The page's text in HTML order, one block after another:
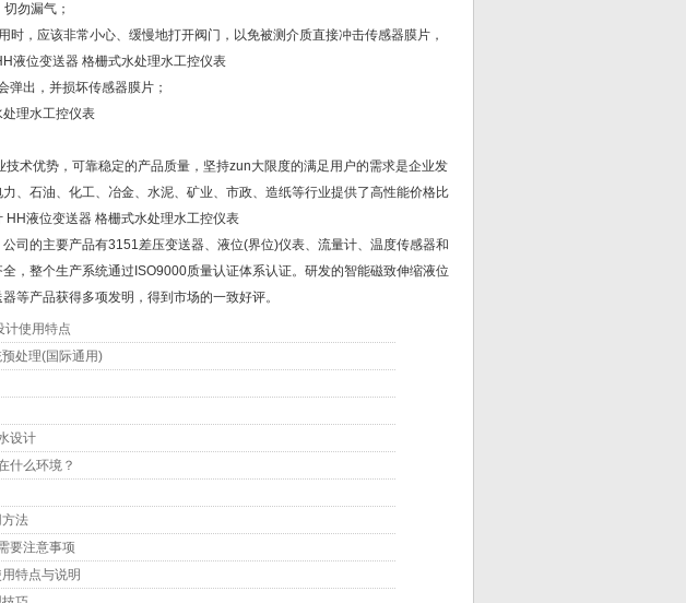
勿漏气；
时，应该非常小心、缓慢地打开阀门，以免被测介质直接冲击传感器膜片，
液位变送器 格栅式水处理水工控仪表
弹出，并损坏传感器膜片；
理水工控仪表
术优势，可靠稳定的产品质量，坚持zun大限度的满足用户的需求是企业发
、石油、化工、冶金、水泥、矿业、市政、造纸等行业提供了高性能价格比
液位变送器 格栅式水处理水工控仪表
司的主要产品有3151差压变送器、液位(界位)仪表、流量计、温度传感器和
，整个生产系统通过ISO9000质量认证体系认证。研发的智能磁致伸缩液位
等产品获得多项发明，得到市场的一致好评。
计使用特点
处理(国际通用)
设计
什么环境？
法
要注意事项
特点与说明